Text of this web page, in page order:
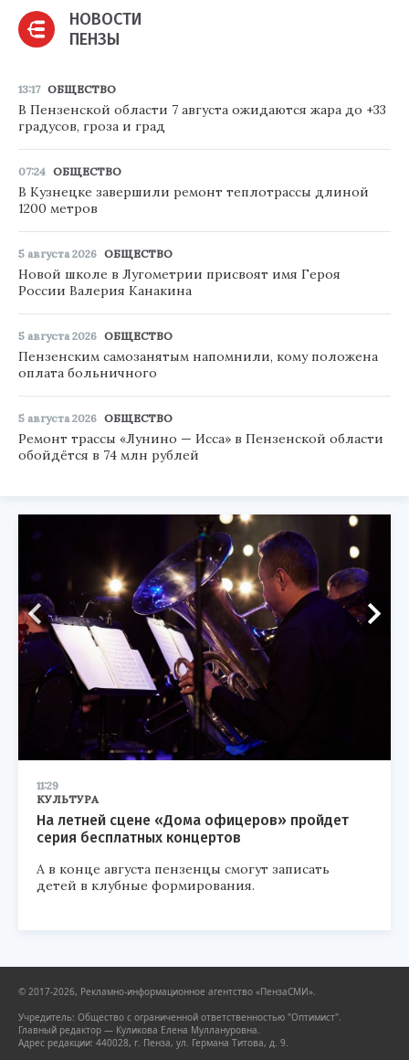
НОВОСТИ
ПЕНЗЫ
13:17 ОБЩЕСТВО
В Пензенской области 7 августа ожидаются жара до +33
градусов, гроза и град
07:24 ОБЩЕСТВО
В Кузнецке завершили ремонт теплотрассы длиной
1200 метров
5 августа 2026 ОБЩЕСТВО
Новой школе в Лугометрии присвоят имя Героя
России Валерия Канакина
5 августа 2026 ОБЩЕСТВО
Пензенским самозанятым напомнили, кому положена
оплата больничного
5 августа 2026 ОБЩЕСТВО
Ремонт трассы «Лунино — Исса» в Пензенской области
обойдётся в 74 млн рублей
11:29
КУЛЬТУРА
На летней сцене «Дома офицеров» пройдет
серия бесплатных концертов
А в конце августа пензенцы смогут записать
детей в клубные формирования.
© 2017-2026, Рекламно-информационное агентство «ПензаСМИ».
Учредитель: Общество с ограниченной ответственностью "Оптимист".
Главный редактор — Куликова Елена Муллануровна.
Адрес редакции: 440028, г. Пенза, ул. Германа Титова, д. 9.